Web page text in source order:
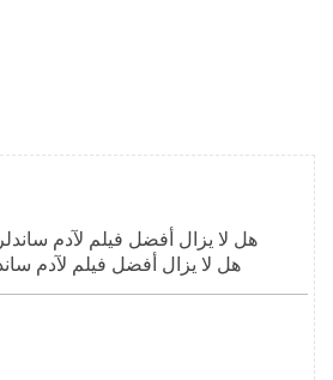
هل لا يزال أفضل فيلم لآدم